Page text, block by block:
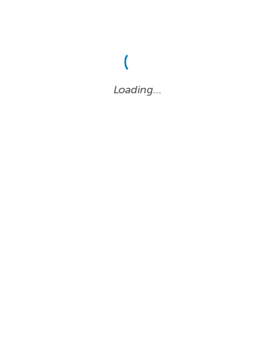
Loading…